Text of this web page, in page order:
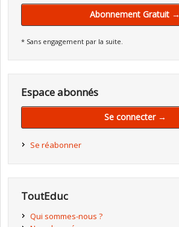
Abonnement Gratuit →
* Sans engagement par la suite.
Espace abonnés
Se connecter →
Se réabonner
ToutEduc
Qui sommes-nous ?